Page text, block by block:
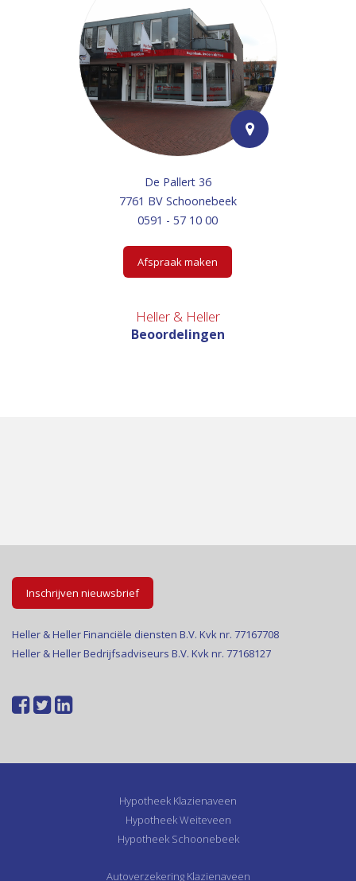
De Pallert 36
7761 BV Schoonebeek
0591 - 57 10 00
Afspraak maken
Heller & Heller
Beoordelingen
Inschrijven nieuwsbrief
Heller & Heller Financiële diensten B.V. Kvk nr. 77167708
Heller & Heller Bedrijfsadviseurs B.V. Kvk nr. 77168127
Hypotheek Klazienaveen
Hypotheek Weiteveen
Hypotheek Schoonebeek
Autoverzekering Klazienaveen